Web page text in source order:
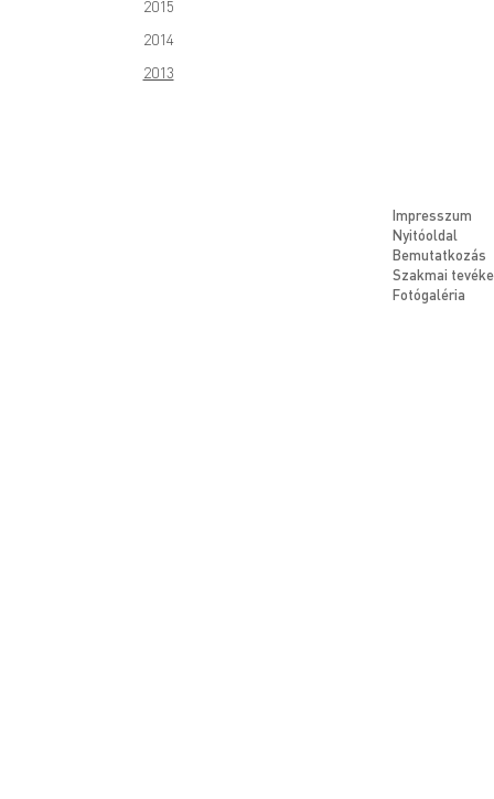
2015
2014
2013
Impresszum
Nyitóoldal
Bemutatkozás
Szakmai
Fotógaléria